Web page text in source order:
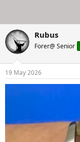
Rubus
Forer@ Senior
19 May 2026